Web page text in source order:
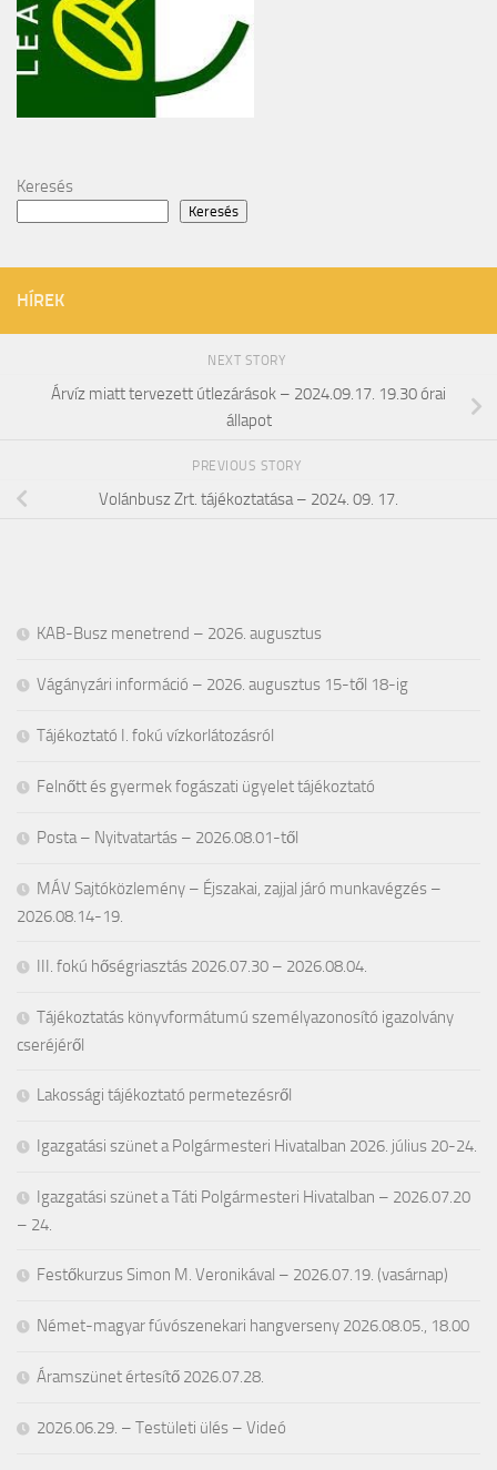
Keresés
Keresés
HÍREK
NEXT STORY
Árvíz miatt tervezett útlezárások – 2024.09.17. 19.30 órai
állapot
PREVIOUS STORY
Volánbusz Zrt. tájékoztatása – 2024. 09. 17.
KAB-Busz menetrend – 2026. augusztus
Vágányzári információ – 2026. augusztus 15-től 18-ig
Tájékoztató I. fokú vízkorlátozásról
Felnőtt és gyermek fogászati ügyelet tájékoztató
Posta – Nyitvatartás – 2026.08.01-től
MÁV Sajtóközlemény – Éjszakai, zajjal járó munkavégzés –
2026.08.14-19.
III. fokú hőségriasztás 2026.07.30 – 2026.08.04.
Tájékoztatás könyvformátumú személyazonosító igazolvány
cseréjéről
Lakossági tájékoztató permetezésről
Igazgatási szünet a Polgármesteri Hivatalban 2026. július 20-24.
Igazgatási szünet a Táti Polgármesteri Hivatalban – 2026.07.20
– 24.
Festőkurzus Simon M. Veronikával – 2026.07.19. (vasárnap)
Német-magyar fúvószenekari hangverseny 2026.08.05., 18.00
Áramszünet értesítő 2026.07.28.
2026.06.29. – Testületi ülés – Videó